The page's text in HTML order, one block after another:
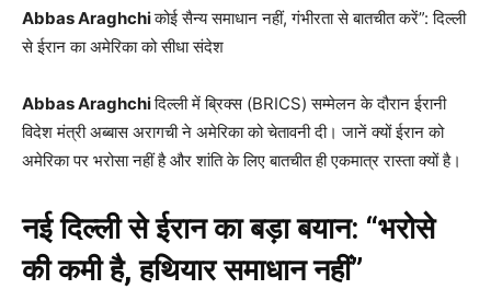
Abbas Araghchiकोई सैन्य समाधान नहीं, गंभीरता से बातचीत करें”: दिल्ली
से ईरान का अमेरिका को सीधा संदेश
Abbas Araghchiदिल्ली में ब्रिक्स (BRICS) सम्मेलन के दौरान ईरानी
विदेश मंत्री अब्बास अरागची ने अमेरिका को चेतावनी दी। जानें क्यों ईरान को
अमेरिका पर भरोसा नहीं है और शांति के लिए बातचीत ही एकमात्र रास्ता क्यों है।
नई दिल्ली से ईरान का बड़ा बयान: “भरोसे
की कमी है, हथियार समाधान नहीं”